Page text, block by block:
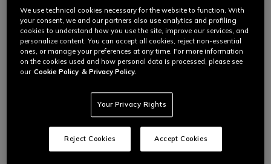
WARRANTY DAINESE
Wij geven om u, door de veiligheid van onze producten
voortdurend te verbeteren en te bevorderen, net zoals we om
de producten geven die u koopt. Daarom biedt Dainese,
naast de wettelijke garantie van het land waarin u uw
Dainese-, AGV-, TCX- en Momodesign-producten heeft
gekocht, een verlenging van de garantie tot 3 of 5 jaar vanaf
de aankoopdatum.
Wat de Dainese-garantie inhoudt en hoe het werkt
Voor een selectie van Dainese-, AGV-, TCX- en Momodesign-
producten, biedt Dainese een eigen garantie die de wettelijke
We use technical cookies necessary for the website to function. With
your consent, we and our partners also use analytics and profiling
cookies to understand how you use the site, improve our services, and
personalize content. You can accept all cookies, reject non-essential
ones, or manage your preferences at any time. For more information
on the cookies used and how personal data is processed, please see
our Cookie Policy & Privacy Policy.
Your Privacy Rights
Reject Cookies Accept Cookies